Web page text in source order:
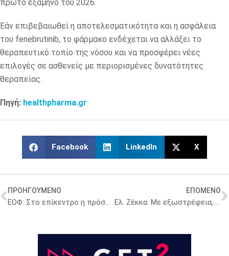
πρώτο εξάμηνο του 2026.
Εάν επιβεβαιωθεί η αποτελεσματικότητα και η ασφάλεια
του fenebrutinib, το φάρμακο ενδέχεται να αλλάξει το
θεραπευτικό τοπίο της νόσου και να προσφέρει νέες
επιλογές σε ασθενείς με περιορισμένες δυνατότητες
θεραπείας.
Πηγή: healthpharma.gr
Facebook LinkedIn X
ΠΡΟΗΓΟΥΜΕΝΟ
ΕΟΦ: Στο επίκεντρο η πρόσβαση σε καινοτόμα φάρμακα
ΕΠΟΜΕΝΟ
Ελ. Ζέκκα: Με εξωστρέφεια, καινοτομία, επενδύσεις προσδοκά ανάπτυξη 25% – 30%